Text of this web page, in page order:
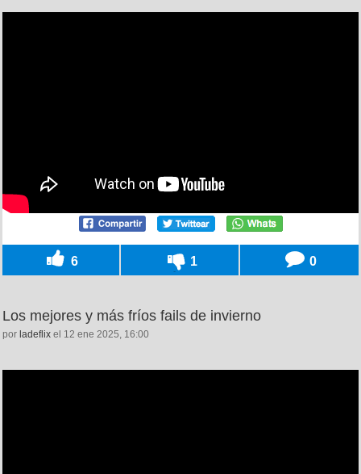
6 1 0
Los mejores y más fríos fails de invierno
por ladeflix el 12 ene 2025, 16:00